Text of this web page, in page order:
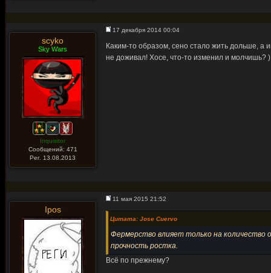
scyko
Sky Wars
Inquisitor
Сообщений: 471
Рег. 13.08.2013
17 декабря 2014 00:04
Каким-то образом, сено стало жить дольше, а
не доживал! Хосе, что-то изменил и молчишь? )
Ipos
11 мая 2015 21:52
Цитата: Jose Cuervo
Фермерство влияет только на количество
прочность ростка.
Всё по прежнему?